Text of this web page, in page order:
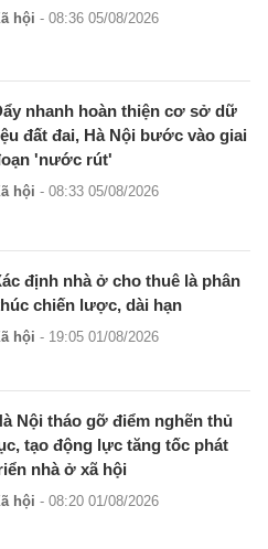
hội - 08:36 05/08/2026
nhanh hoàn thiện cơ sở dữ
đất đai, Hà Nội bước vào giai
'nước rút'
hội - 08:33 05/08/2026
định nhà ở cho thuê là phân
chiến lược, dài hạn
hội - 19:05 01/08/2026
Nội tháo gỡ điểm nghẽn thủ
tạo động lực tăng tốc phát
nhà ở xã hội
hội - 08:20 01/08/2026